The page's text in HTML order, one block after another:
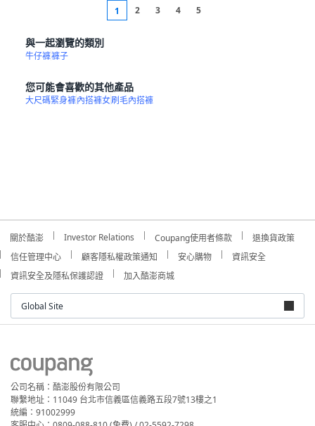
1 2 3 4 5
與一起瀏覽的類別
牛仔褲褲子
您可能會喜歡的其他產品
大尺碼緊身褲內搭褲女刷毛內搭褲
關於酷澎 Investor Relations Coupang使用者條款
退換貨政策
信任管理中心
顧客隱私權政策通知 安心購物
資訊安全
資訊安全及隱私保護認證
加入酷澎商城
Global Site
公司名稱：酷澎股份有限公司
聯繫地址：11049 台北市信義區信義路五段7號13樓之1
統編：91002999